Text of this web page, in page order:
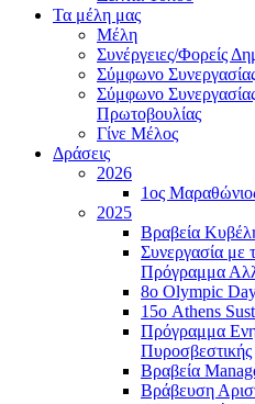
Τα μέλη μας
Μέλη
Συνέργειες/Φορείς
Σύμφωνο
Σύμφωνο
Πρωτοβουλίας
Γίνε Μέλος
Δράσεις
2026
1ος
2025
Βραβεία
Συνεργασία με
Πρόγραμμα
8ο Olympic
15ο Athens
Πρόγραμμα
Πυροσβεστικής
Βραβεία
Βράβευση